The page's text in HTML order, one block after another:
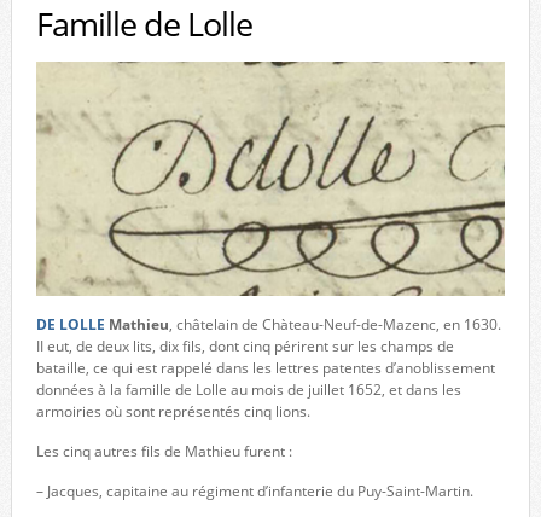
Famille de Lolle
DE LOLLE Mathieu, châtelain de Chàteau-Neuf-de-Mazenc, en 1630.
II eut, de deux lits, dix fils, dont cinq périrent sur les champs de
bataille, ce qui est rappelé dans les lettres patentes d’anoblissement
données à la famille de Lolle au mois de juillet 1652, et dans les
armoiries où sont représentés cinq lions.
Les cinq autres fils de Mathieu furent :
– Jacques, capitaine au régiment d’infanterie du Puy-Saint-Martin.